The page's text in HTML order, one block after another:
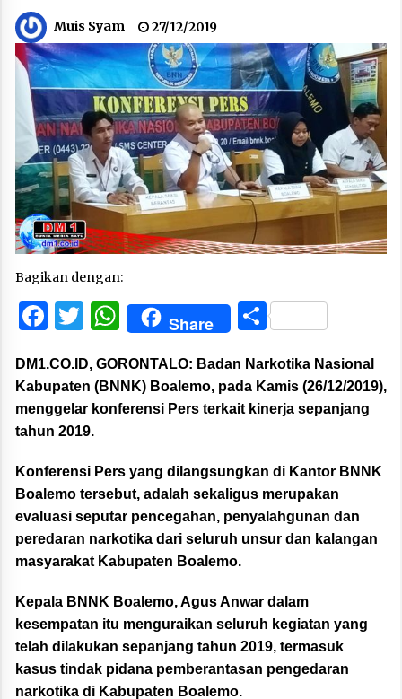
Muis Syam 27/12/2019
Bagikan dengan:
Facebook
Twitter
WhatsApp
Share Share
DM1.CO.ID, GORONTALO: Badan Narkotika Nasional
Kabupaten (BNNK) Boalemo, pada Kamis (26/12/2019),
menggelar konferensi Pers terkait kinerja sepanjang
tahun 2019.
Konferensi Pers yang dilangsungkan di Kantor BNNK
Boalemo tersebut, adalah sekaligus merupakan
evaluasi seputar pencegahan, penyalahgunan dan
peredaran narkotika dari seluruh unsur dan kalangan
masyarakat Kabupaten Boalemo.
Kepala BNNK Boalemo, Agus Anwar dalam
kesempatan itu menguraikan seluruh kegiatan yang
telah dilakukan sepanjang tahun 2019, termasuk
kasus tindak pidana pemberantasan pengedaran
narkotika di Kabupaten Boalemo.